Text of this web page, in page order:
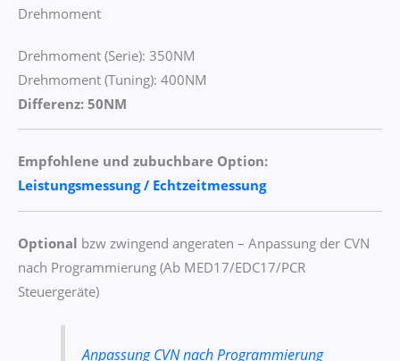
Drehmoment
Drehmoment (Serie): 350NM
Drehmoment (Tuning): 400NM
Differenz: 50NM
Empfohlene und zubuchbare Option:
Leistungsmessung / Echtzeitmessung
Optional bzw zwingend angeraten – Anpassung der CVN
nach Programmierung (Ab MED17/EDC17/PCR
Steuergeräte)
Anpassung CVN nach Programmierung